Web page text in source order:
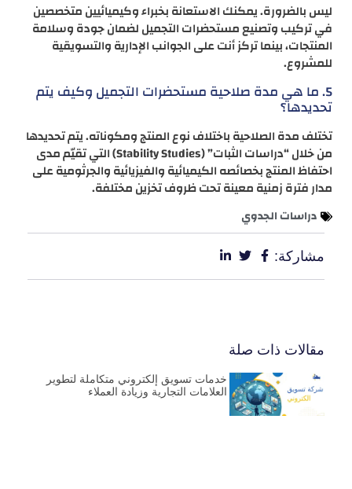
ليس بالضرورة. يمكنك الاستعانة بخبراء وكيميائيين متخصصين
في تركيب وتصنيع مستحضرات التجميل لضمان جودة وسلامة
المنتجات، بينما تركز أنت على الجوانب الإدارية والتسويقية
للمشروع.
5. ما هي مدة صلاحية مستحضرات التجميل وكيف يتم
تحديدها؟
تختلف مدة الصلاحية باختلاف نوع المنتج ومكوناته. يتم تحديدها
من خلال “دراسات الثبات” (Stability Studies) التي تقيّم مدى
احتفاظ المنتج بخصائصه الكيميائية والفيزيائية والجرثومية على
مدار فترة زمنية معينة تحت ظروف تخزين مختلفة.
دراسات الجدوي
مشاركة:
مقالات ذات صلة
خدمات تسويق إلكتروني متكاملة لتطوير
العلامات التجارية وزيادة العملاء